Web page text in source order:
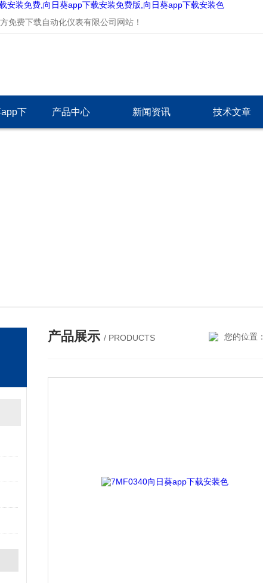
安装免费,向日葵app下载安装免费版,向日葵app下载安装色
下载自动化仪表有限公司网站！
下 产品中心 新闻资讯 技术文章
产品展示 / PRODUCTS 您的位置：